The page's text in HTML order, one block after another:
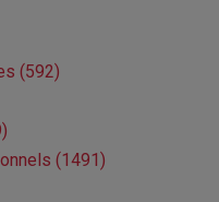
(592)
(1491)